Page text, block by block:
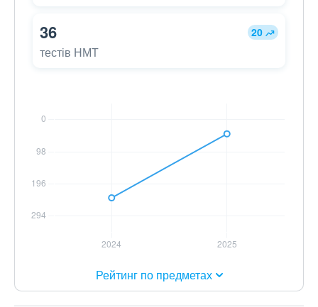
36 20
тестів НМТ
Рейтинг по предметах